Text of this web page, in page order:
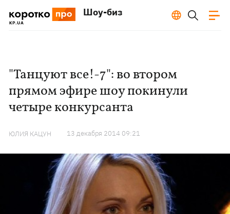
Шоу-биз
"Танцуют все!-7": во втором
прямом эфире шоу покинули
четыре конкурсанта
ЮЛИЯ КАЦУН 13 декабря 2014 09:21